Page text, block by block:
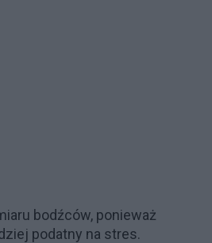
bodźców, ponieważ
podatny na stres.